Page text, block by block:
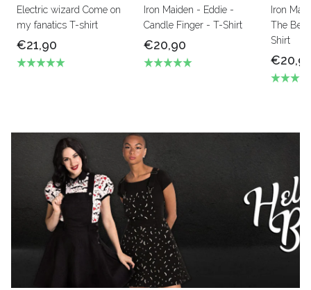
Electric wizard Come on
my fanatics T-shirt
€21,90
Iron Maiden - Eddie -
Candle Finger - T-Shirt
€20,90
Iron
The
Shirt